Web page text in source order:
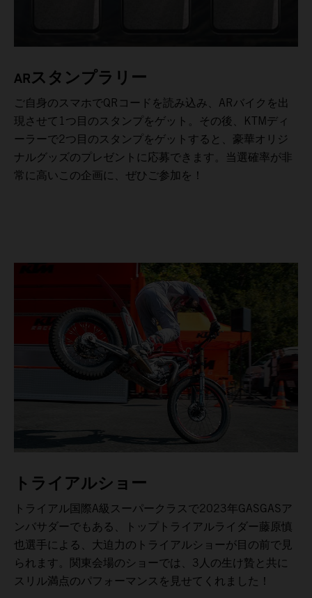
ARスタンプラリー
ご自身のスマホでQRコードを読み込み、ARバイクを出
現させて1つ目のスタンプをゲット。その後、KTMディ
ーラーで2つ目のスタンプをゲットすると、豪華オリジ
ナルグッズのプレゼントに応募できます。当選確率が非
常に高いこの企画に、ぜひご参加を！
トライアルショー
トライアル国際A級スーパークラスで2023年GASGASア
ンバサダーでもある、トップトライアルライダー藤原慎
也選手による、大迫力のトライアルショーが目の前で見
られます。関東会場のショーでは、3人の生け贄と共に
スリル満点のパフォーマンスを見せてくれました！